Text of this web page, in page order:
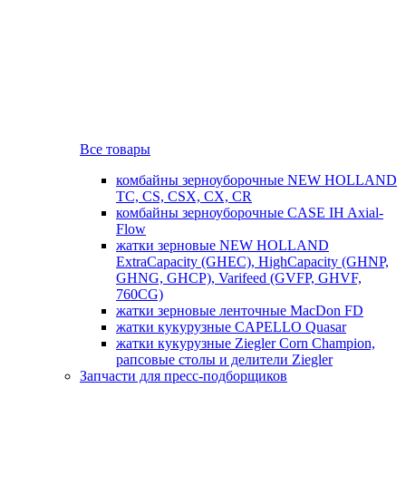
Все товары
комбайны зерноуборочные NEW HOLLAND
TC, CS, CSX, CX, CR
комбайны зерноуборочные CASE IH Axial-
Flow
жатки зерновые NEW HOLLAND
ExtraCapacity (GHEC), HighCapacity (GHNP,
GHNG, GHCP), Varifeed (GVFP, GHVF,
760CG)
жатки зерновые ленточные MacDon FD
жатки кукурузные CAPELLO Quasar
жатки кукурузные Ziegler Corn Champion,
рапсовые столы и делители Ziegler
Запчасти для пресс-подборщиков